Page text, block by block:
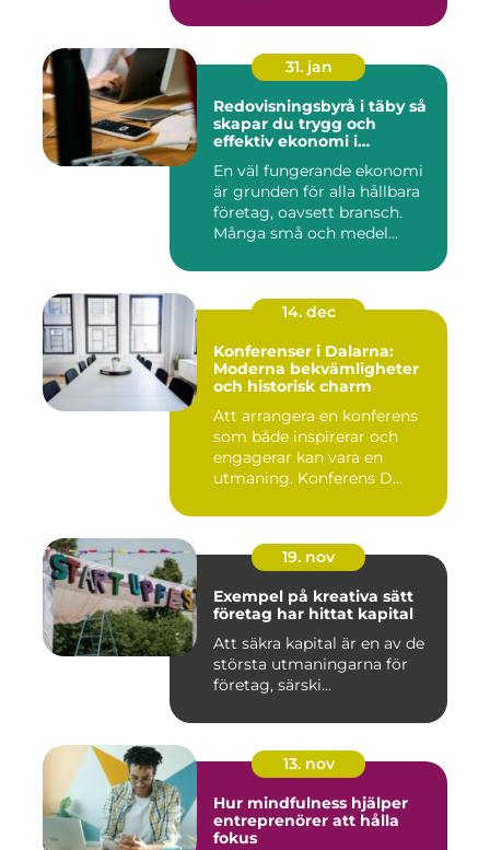
31. jan
Redovisningsbyrå i täby så
skapar du trygg och
effektiv ekonomi i
En väl fungerande ekonomi
är grunden för alla hållbara
företag, oavsett bransch.
Många små och medel...
14. dec
Konferenser i Dalarna:
Moderna bekvämligheter
och historisk charm
Att arrangera en konferens
som både inspirerar och
engagerar kan vara en
utmaning. Konferens D...
19. nov
Exempel på kreativa sätt
företag har hittat kapital
Att säkra kapital är en av de
största utmaningarna för
företag, särski...
13. nov
Hur mindfulness hjälper
entreprenörer att hålla
fokus